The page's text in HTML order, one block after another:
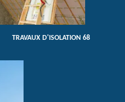
TRAVAUX D'ISOLATION 68